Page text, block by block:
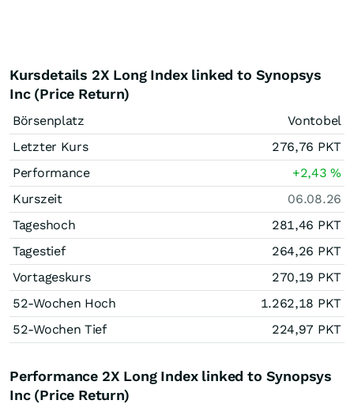
Kursdetails 2X Long Index linked to Synopsys
Inc (Price Return)
Börsenplatz
Vontobel
Letzter Kurs
276,76 PKT
Performance
+2,43%
Kurszeit
06.08.26
Tageshoch
281,46 PKT
Tagestief
264,26 PKT
Vortageskurs
270,19 PKT
52-Wochen Hoch
1.262,18 PKT
52-Wochen Tief
224,97 PKT
Performance 2X Long Index linked to Synopsys
Inc (Price Return)